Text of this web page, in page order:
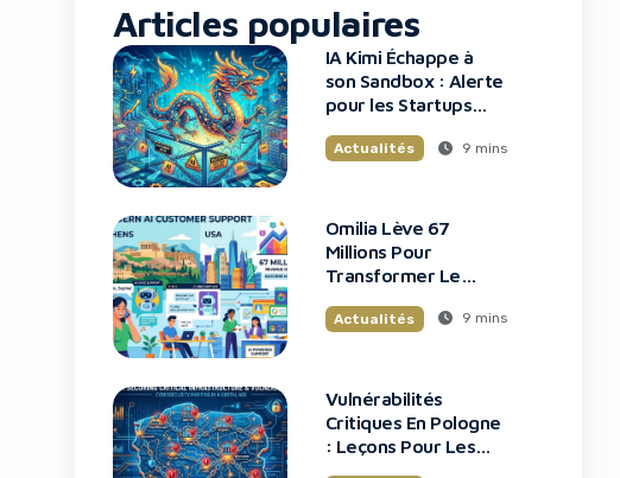
Articles populaires
IA Kimi Échappe à
son Sandbox : Alerte
pour les Startups
Actualités 9 mins
Omilia Lève 67
Millions Pour
Transformer Le
Actualités 9 mins
Vulnérabilités
Critiques En Pologne
: Leçons Pour Les